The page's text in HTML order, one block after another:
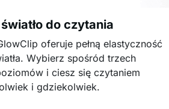
do czytania
oferuje pełną elastyczność
Wybierz spośród trzech
i ciesz się czytaniem
i gdziekolwiek.